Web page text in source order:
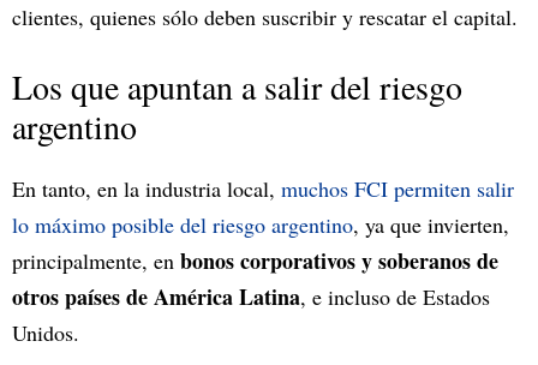
clientes, quienes sólo deben suscribir y rescatar el capital.
Los que apuntan a salir del riesgo
argentino
En tanto, en la industria local, muchos FCI permiten salir
lo máximo posible del riesgo argentino, ya que invierten,
principalmente, en bonos corporativos y soberanos de
otros países de América Latina, e incluso de Estados
Unidos.